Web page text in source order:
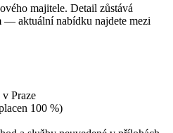
majitele. Detail zůstává
— aktuální nabídku najdete mezi
Praze
100 %)